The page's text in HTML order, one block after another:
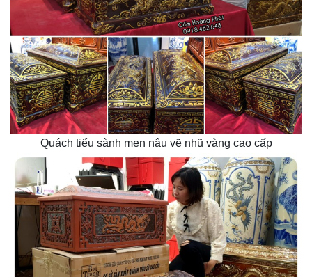
Quách tiểu sành men nâu vẽ nhũ vàng cao cấp